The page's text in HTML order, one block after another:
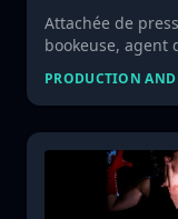
Attachée de
bookeuse, agent
PRODUCTION